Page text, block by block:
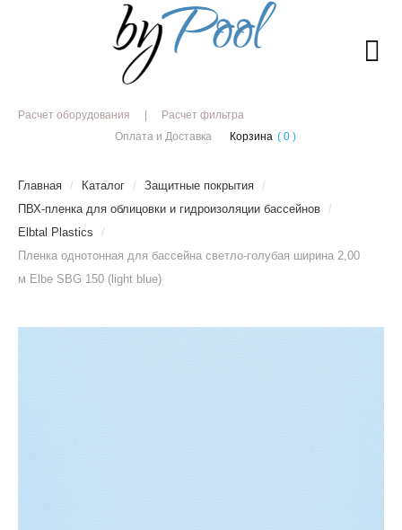
Расчет оборудования
Расчет фильтра
Оплата и Доставка
Корзина ( 0 )
Главная / Каталог / Защитные покрытия /
ПВХ-пленка для облицовки и гидроизоляции бассейнов /
Elbtal Plastics
/
Пленка однотонная для бассейна светло-голубая ширина 2,00
м Elbe SBG 150 (light blue)